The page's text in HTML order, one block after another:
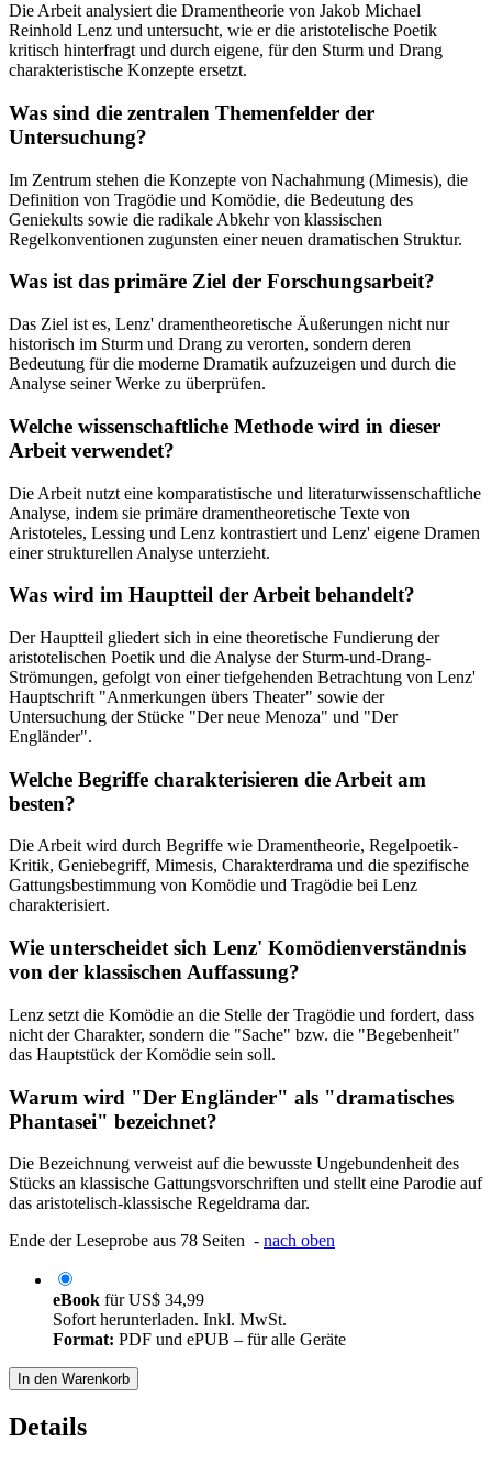
Die Arbeit analysiert die Dramentheorie von Jakob Michael
Reinhold Lenz und untersucht, wie er die aristotelische Poetik
kritisch hinterfragt und durch eigene, für den Sturm und Drang
charakteristische Konzepte ersetzt.
Was sind die zentralen Themenfelder der
Untersuchung?
Im Zentrum stehen die Konzepte von Nachahmung (Mimesis), die
Definition von Tragödie und Komödie, die Bedeutung des
Geniekults sowie die radikale Abkehr von klassischen
Regelkonventionen zugunsten einer neuen dramatischen Struktur.
Was ist das primäre Ziel der Forschungsarbeit?
Das Ziel ist es, Lenz' dramentheoretische Äußerungen nicht nur
historisch im Sturm und Drang zu verorten, sondern deren
Bedeutung für die moderne Dramatik aufzuzeigen und durch die
Analyse seiner Werke zu überprüfen.
Welche wissenschaftliche Methode wird in dieser
Arbeit verwendet?
Die Arbeit nutzt eine komparatistische und literaturwissenschaftliche
Analyse, indem sie primäre dramentheoretische Texte von
Aristoteles, Lessing und Lenz kontrastiert und Lenz' eigene Dramen
einer strukturellen Analyse unterzieht.
Was wird im Hauptteil der Arbeit behandelt?
Der Hauptteil gliedert sich in eine theoretische Fundierung der
aristotelischen Poetik und die Analyse der Sturm-und-Drang-
Strömungen, gefolgt von einer tiefgehenden Betrachtung von Lenz'
Hauptschrift "Anmerkungen übers Theater" sowie der
Untersuchung der Stücke "Der neue Menoza" und "Der
Engländer".
Welche Begriffe charakterisieren die Arbeit am
besten?
Die Arbeit wird durch Begriffe wie Dramentheorie, Regelpoetik-
Kritik, Geniebegriff, Mimesis, Charakterdrama und die spezifische
Gattungsbestimmung von Komödie und Tragödie bei Lenz
charakterisiert.
Wie unterscheidet sich Lenz' Komödienverständnis
von der klassischen Auffassung?
Lenz setzt die Komödie an die Stelle der Tragödie und fordert, dass
nicht der Charakter, sondern die "Sache" bzw. die "Begebenheit"
das Hauptstück der Komödie sein soll.
Warum wird "Der Engländer" als "dramatisches
Phantasei" bezeichnet?
Die Bezeichnung verweist auf die bewusste Ungebundenheit des
Stücks an klassische Gattungsvorschriften und stellt eine Parodie auf
das aristotelisch-klassische Regeldrama dar.
Ende der Leseprobe aus 78 Seiten - nach oben
eBook fürUS$ 34,99
Sofort herunterladen. Inkl. MwSt.
Format: PDF und ePUB – für alle Geräte
In den Warenkorb
Details